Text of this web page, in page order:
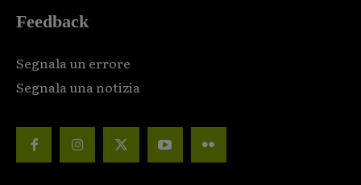
Feedback
Segnala un errore
Segnala una notizia